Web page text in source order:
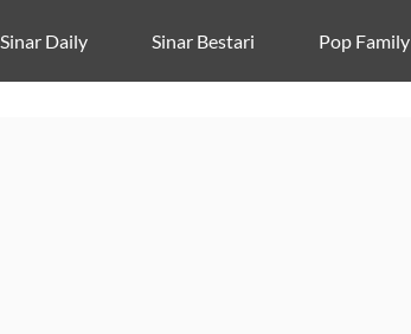
Sinar Daily Sinar Bestari Pop Family